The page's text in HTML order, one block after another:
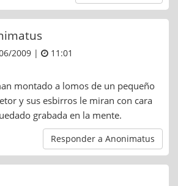
2009 | 11:01
montado a lomos de un pequeño
y sus esbirros le miran con cara
grabada en la mente.
Responder a Anonimatus